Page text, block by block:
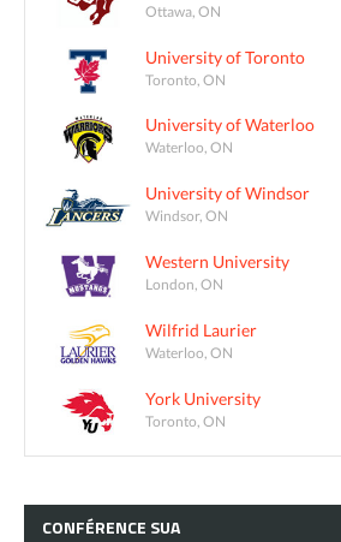
Ottawa, ON
University of Toronto
Toronto, ON
University of Waterloo
Waterloo, ON
University of Windsor
Windsor, ON
Western University
London, ON
Wilfrid Laurier
Waterloo, ON
York University
Toronto, ON
CONFÉRENCE SUA